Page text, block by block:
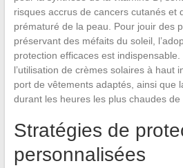
risques accrus de cancers cutanés et
prématuré de la peau. Pour jouir des
préservant des méfaits du soleil,
protection efficaces est
l’utilisation de crèmes solaires à haut
port de vêtements adaptés, ainsi que
durant les heures les plus chaudes de
Stratégies de
personnalisées